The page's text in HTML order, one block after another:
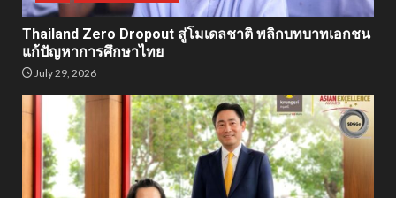
Thailand Zero Dropout สู่โมเดลชาติ พลิกบทบาทเอกชน
แก้ปัญหาการศึกษาไทย
July 29, 2026